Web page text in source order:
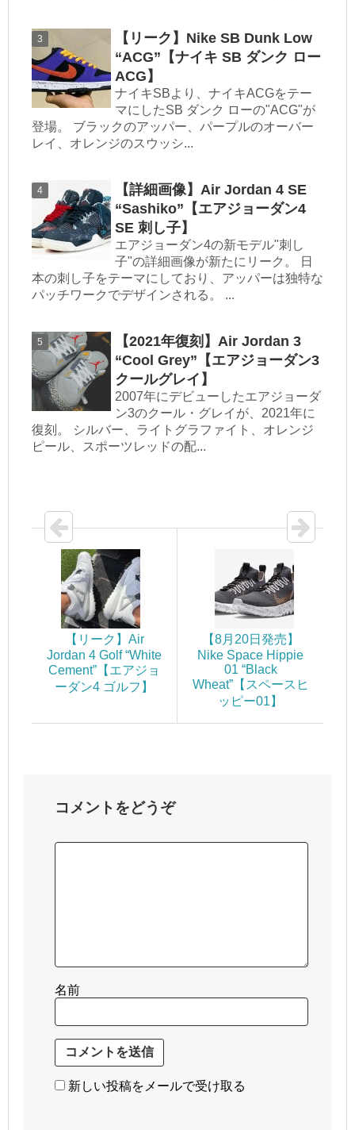
【リーク】Nike SB Dunk Low
“ACG”【ナイキ SB ダンク ロー
ACG】
ナイキSBより、ナイキACGをテー
マにしたSB ダンク ローの"ACG"が
登場。 ブラックのアッパー、パープルのオーバー
レイ、オレンジのスウッシ...
【詳細画像】Air Jordan 4 SE
“Sashiko”【エアジョーダン4
SE 刺し子】
エアジョーダン4の新モデル"刺し
子"の詳細画像が新たにリーク。 日
本の刺し子をテーマにしており、アッパーは独特な
パッチワークでデザインされる。 ...
【2021年復刻】Air Jordan 3
“Cool Grey”【エアジョーダン3
クールグレイ】
2007年にデビューしたエアジョーダ
ン3のクール・グレイが、2021年に
復刻。 シルバー、ライトグラファイト、オレンジ
ピール、スポーツレッドの配...
【リーク】Air
Jordan 4 Golf “White
Cement”【エアジョ
ーダン4 ゴルフ】
【8月20日発売】
Nike Space Hippie
01 “Black
Wheat”【スペースヒ
ッピー01】
コメントをどうぞ
名前
新しい投稿をメールで受け取る